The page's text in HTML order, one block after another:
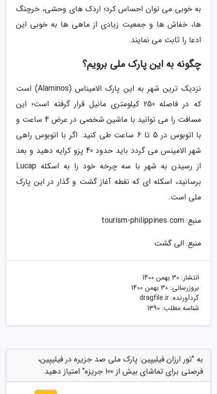
به خوبی می توان احساس کرد؛ اردک های وحشی، خرچنگ
ها، خفاش ها و جمعیت زیادی از ماهی ها به خوبی این
ادعا را ثابت می نمایند.
چگونه به این پارک ملی برویم؟
نزدیک ترین شهر به این پارک الامیناس (Alaminos) است
که در فاصله 250 کیلومتری مانیل قرار گرفته است؛ این
مسافت را می توانید با ماشین شخصی در عرض 4 ساعت و
با اتوبوس در 5 تا 6 ساعت طی کنید. اگر با اتوبوس راهی
شهر الامینس می گردد باید حدود 40 پزو کرایه دهید و بعد
از رسیدن به شهر با سه چرخه خود را به اسکله Lucap
برسانید، اسکله ای که نقطه آغاز گشت و گذار در این پارک
ملی است.
منبع: tourism-philippines.com
منبع: الی گشت
انتشار: 30 بهمن 1400
بروزرسانی: 30 بهمن 1400
گردآورنده: dragfile.ir
شناسه مطلب: 1390
به "تور ارزان فیلیپین: پارک ملی صد جزیره در فیلیپین،
فرصتی برای تماشای بیش از 100 جریزه" امتیاز دهید